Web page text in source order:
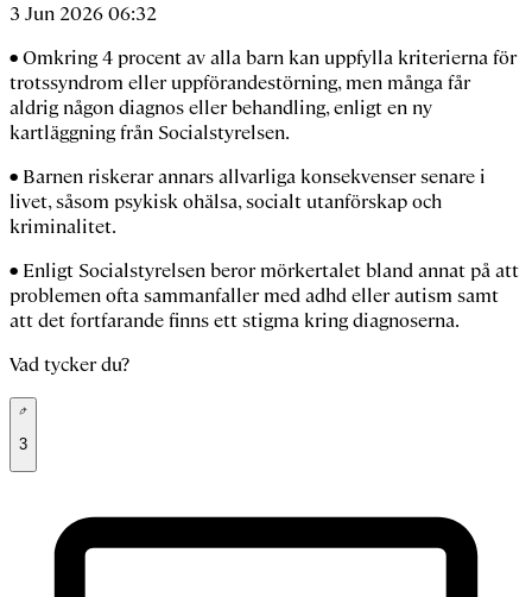
3 Jun 2026 06:32
• Omkring 4 procent av alla barn kan uppfylla kriterierna för
trotssyndrom eller uppförandestörning, men många får
aldrig någon diagnos eller behandling, enligt en ny
kartläggning från Socialstyrelsen.
• Barnen riskerar annars allvarliga konsekvenser senare i
livet, såsom psykisk ohälsa, socialt utanförskap och
kriminalitet.
• Enligt Socialstyrelsen beror mörkertalet bland annat på att
problemen ofta sammanfaller med adhd eller autism samt
att det fortfarande finns ett stigma kring diagnoserna.
Vad tycker du?
3